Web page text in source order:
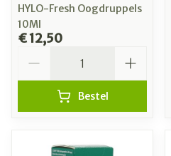
HYLO-Fresh Oogdruppels
10Ml
€ 12,50
Bestel